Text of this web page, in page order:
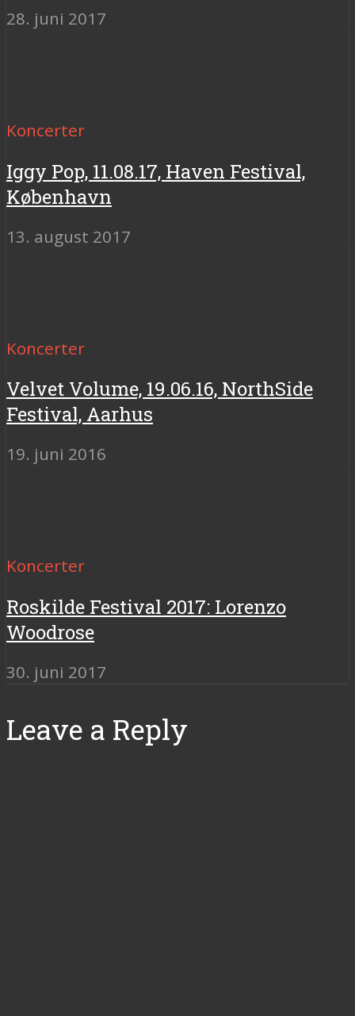
28. juni 2017
Koncerter
Iggy Pop, 11.08.17, Haven Festival,
København
13. august 2017
Koncerter
Velvet Volume, 19.06.16, NorthSide
Festival, Aarhus
19. juni 2016
Koncerter
Roskilde Festival 2017: Lorenzo
Woodrose
30. juni 2017
Leave a Reply